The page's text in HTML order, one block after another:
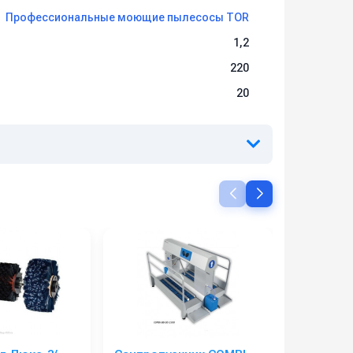
Профессиональные моющие пылесосы TOR
1,2
220
20